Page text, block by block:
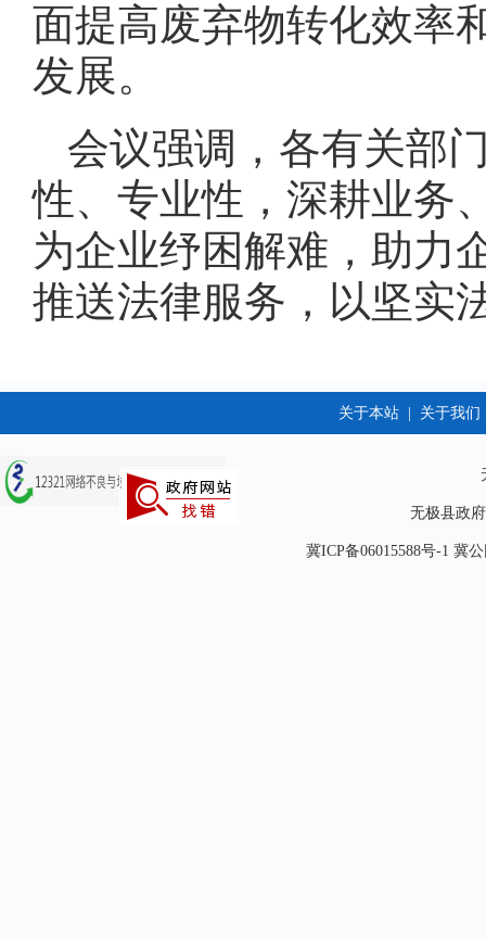
面提高废弃物转化效率
发展。
会议强调，各有关部
性、专业性，深耕业务
为企业纾困解难，助力
推送法律服务，以坚实